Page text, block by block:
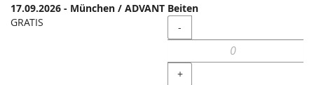
17.09.2026 - München / ADVANT Beiten
GRATIS
Menge
-
+